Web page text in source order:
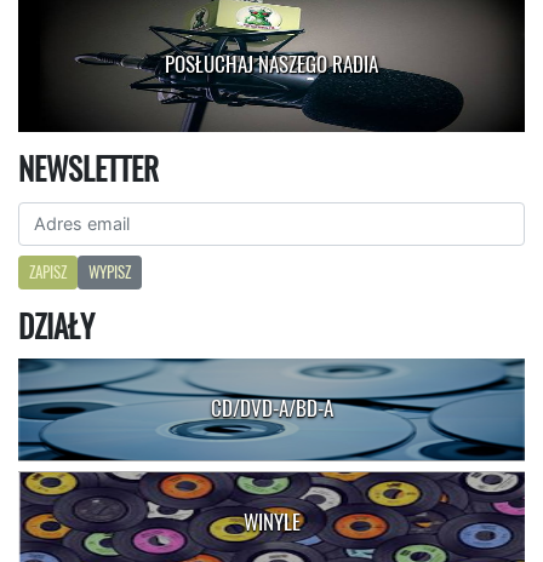
POSŁUCHAJ NASZEGO RADIA
NEWSLETTER
ZAPISZ WYPISZ
DZIAŁY
CD/DVD-A/BD-A
WINYLE